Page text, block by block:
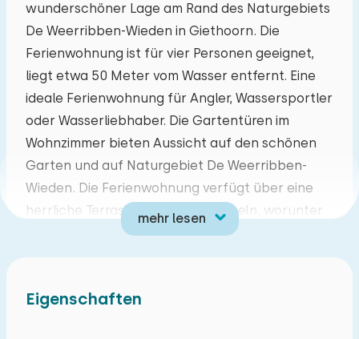
wunderschöner Lage am Rand des Naturgebiets
De Weerribben-Wieden in Giethoorn. Die
Ferienwohnung ist für vier Personen geeignet,
liegt etwa 50 Meter vom Wasser entfernt. Eine
ideale Ferienwohnung für Angler, Wassersportler
oder Wasserliebhaber. Die Gartentüren im
Wohnzimmer bieten Aussicht auf den schönen
Garten und auf Naturgebiet De Weerribben-
Wieden. Die Ferienwohnung verfügt über eine
herrliche Terrasse mit Gartenmöbeln, worunter
zwei Relax-Stühle. Sie verfügen über eine gratis
Internet-Verbindung und es gibt zwei Parkplätze.
Aussicht während Ihres Urlaubes in Giethoorn.
mehr lesen
Mo Di Mi Do Fr Sa So
27 28 29 30 31 01 02
03 04 05 06 07 08 09
10 11 12 13 14 15 16
17 18 19 20 21 22 23
Eigenschaften